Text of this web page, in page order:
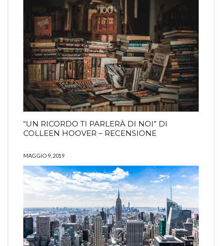
“UN RICORDO TI PARLERÀ DI NOI” DI
COLLEEN HOOVER – RECENSIONE
MAGGIO 9, 2019